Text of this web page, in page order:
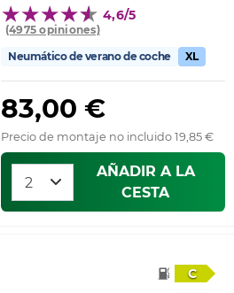
4,6/5
(4975 opiniones)
Neumático de verano de coche
XL
83,00 €
Precio de montaje no incluido 19,85 €
AÑADIR A LA
CESTA
C